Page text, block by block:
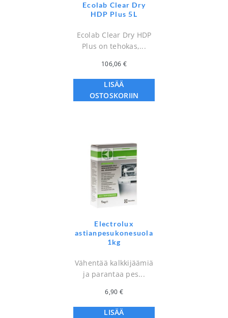
Ecolab Clear Dry
HDP Plus 5L
Ecolab Clear Dry HDP
Plus on tehokas,...
106,06 €
LISÄÄ
OSTOSKORIIN
Electrolux
astianpesukonesuola
1kg
Vähentää kalkkijäämiä
ja parantaa pes...
6,90 €
LISÄÄ